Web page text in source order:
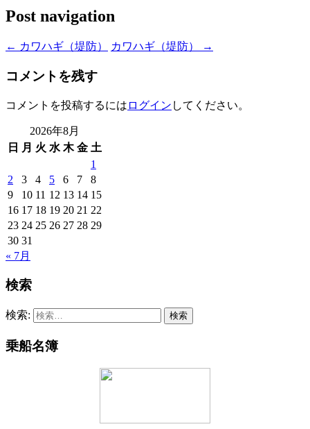
Post navigation
← カワハギ（堤防） カワハギ（堤防） →
コメントを残す
コメントを投稿するには ログイン してください。
2026年8月
日
月 火 水 木 金 土
1
2
3 4 5 6 7
8
9
10 11 12 13 14 15
16 17 18 19 20 21 22
23 24 25 26 27 28 29
30 31
« 7月
検索
検索:
乗船名簿